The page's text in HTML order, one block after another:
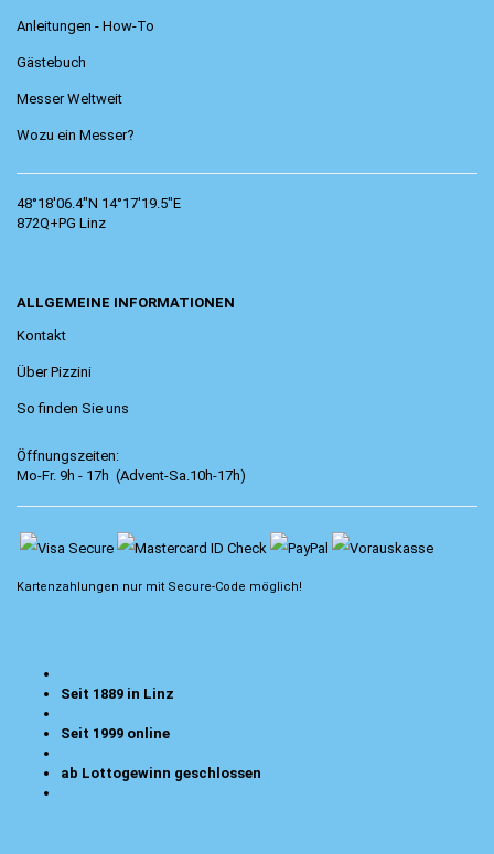
Anleitungen - How-To
Gästebuch
Messer Weltweit
Wozu ein Messer?
48°18'06.4"N 14°17'19.5"E
872Q+PG Linz
ALLGEMEINE INFORMATIONEN
Kontakt
Über Pizzini
So finden Sie uns
Öffnungszeiten:
Mo-Fr. 9h - 17h (Advent-Sa.10h-17h)
Kartenzahlungen nur mit Secure-Code möglich!
Seit 1889 in Linz
Seit 1999 online
ab Lottogewinn geschlossen